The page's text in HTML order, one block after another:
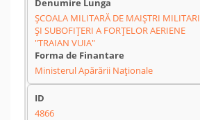
ȘCOALA MILITARĂ DE MAIȘTRI MILITARI
ȘI SUBOFIȚERI A FORȚELOR AERIENE
"TRAIAN VUIA"
Ministerul Apărării Naționale
4866